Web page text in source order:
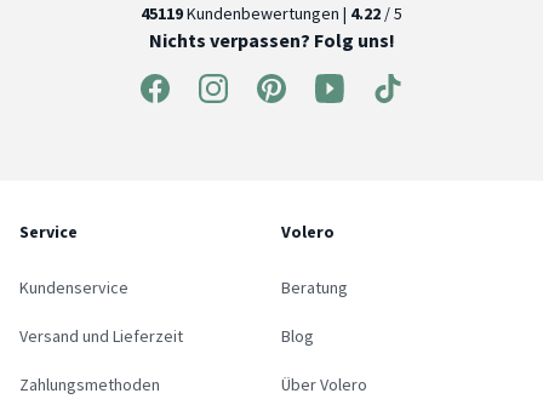
45119Kundenbewertungen | 4.22 / 5
Nichts verpassen? Folg uns!
Service
Kundenservice
Versand und Lieferzeit
Zahlungsmethoden
Volero
Beratung
Blog
Über Volero